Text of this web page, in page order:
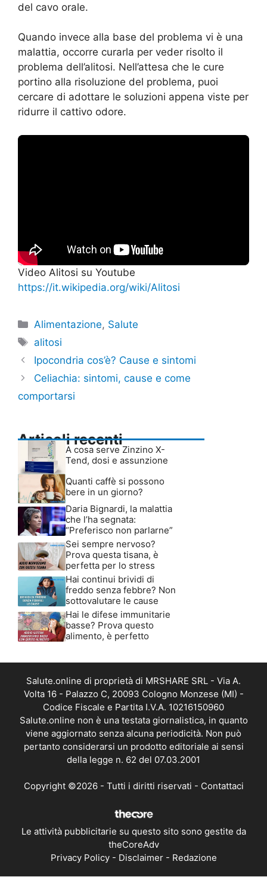
del cavo orale.
Quando invece alla base del problema vi è una
malattia, occorre curarla per veder risolto il
problema dell’alitosi. Nell’attesa che le cure
portino alla risoluzione del problema, puoi
cercare di adottare le soluzioni appena viste per
ridurre il cattivo odore.
Video Alitosi su Youtube
https://it.wikipedia.org/wiki/Alitosi
Categorie
Alimentazione, Salute
Tag
alitosi
Ipocondria cos’è? Cause e sintomi
Celiachia: sintomi, cause e come
comportarsi
Articoli recenti
A cosa serve Zinzino X-
Tend, dosi e assunzione
Quanti caffè si possono
bere in un giorno?
Daria Bignardi, la malattia
che l’ha segnata:
“Preferisco non parlarne”
Sei sempre nervoso?
Prova questa tisana, è
perfetta per lo stress
Hai continui brividi di
freddo senza febbre? Non
sottovalutare le cause
Hai le difese immunitarie
basse? Prova questo
alimento, è perfetto
Salute.online di proprietà di MRSHARE SRL - Via A.
Volta 16 - Palazzo C, 20093 Cologno Monzese (MI) -
Codice Fiscale e Partita I.V.A. 10216150960
Salute.online non è una testata giornalistica, in quanto
viene aggiornato senza alcuna periodicità. Non può
pertanto considerarsi un prodotto editoriale ai sensi
della legge n. 62 del 07.03.2001
Copyright ©2026 - Tutti i diritti riservati - Contattaci
Le attività pubblicitarie su questo sito sono gestite da
theCoreAdv
Privacy Policy- Disclaimer- Redazione